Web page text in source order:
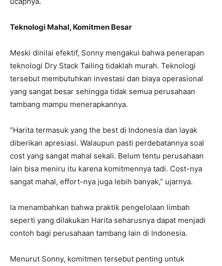
Teknologi Mahal, Komitmen Besar
Meski dinilai efektif, Sonny mengakui bahwa penerapan
teknologi Dry Stack Tailing tidaklah murah. Teknologi
tersebut membutuhkan investasi dan biaya operasional
yang sangat besar sehingga tidak semua perusahaan
tambang mampu menerapkannya.
“Harita termasuk yang the best di Indonesia dan layak
diberikan apresiasi. Walaupun pasti perdebatannya soal
cost yang sangat mahal sekali. Belum tentu perusahaan
lain bisa meniru itu karena komitmennya tadi. Cost-nya
sangat mahal, effort-nya juga lebih banyak,” ujarnya.
Ia menambahkan bahwa praktik pengelolaan limbah
seperti yang dilakukan Harita seharusnya dapat menjadi
contoh bagi perusahaan tambang lain di Indonesia.
Menurut Sonny, komitmen tersebut penting untuk